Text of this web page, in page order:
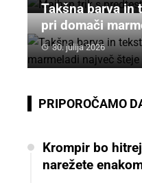
Takšna barva in
pri domači
30. julija 2026
PRIPOROČAMO
Krompir bo
narežete